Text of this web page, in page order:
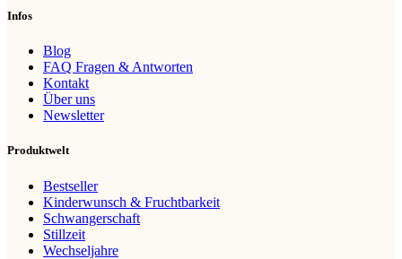
Infos
Blog
FAQ Fragen & Antworten
Kontakt
Über uns
Newsletter
Produktwelt
Bestseller
Kinderwunsch & Fruchtbarkeit
Schwangerschaft
Stillzeit
Wechseljahre